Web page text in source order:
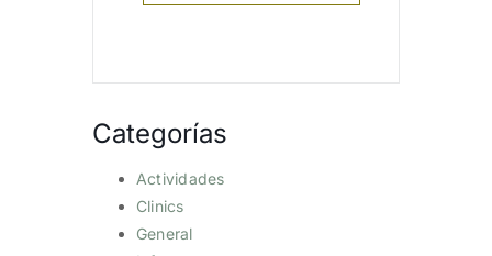
Categorías
Actividades
Clinics
General